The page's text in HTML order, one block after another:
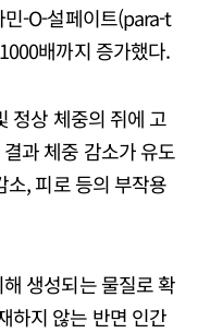
-O-설페이트(para-t
배까지 증가했다.
정상 체중의 쥐에 고
과 체중 감소가 유도
소, 피로 등의 부작용
생성되는 물질로 확
하지 않는 반면 인간